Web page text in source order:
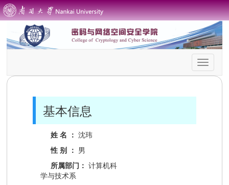
首
页
基本信息
姓 名 ：沈玮
性 别 ： 男
所属部门：计算机科
学与技术系